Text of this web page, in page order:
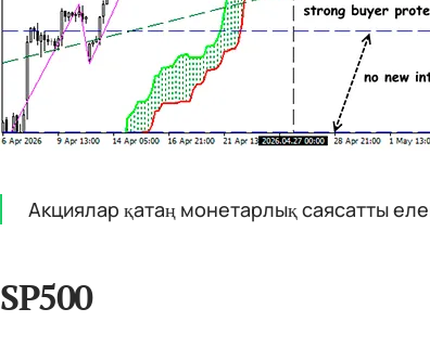
Акциялар қатаң монетарлық саясатты
SP500